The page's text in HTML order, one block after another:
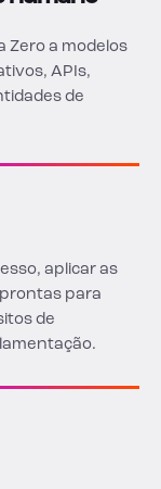
Zero a modelos
APIs,
de
aplicar as
para
de